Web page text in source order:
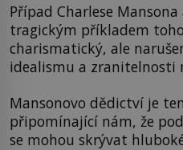
Případ Charlese
tragickým příkladem
charismatický, ale
idealismu a zranitelnosti
Mansonovo dědictví je
připomínající nám, že
se mohou skrývat